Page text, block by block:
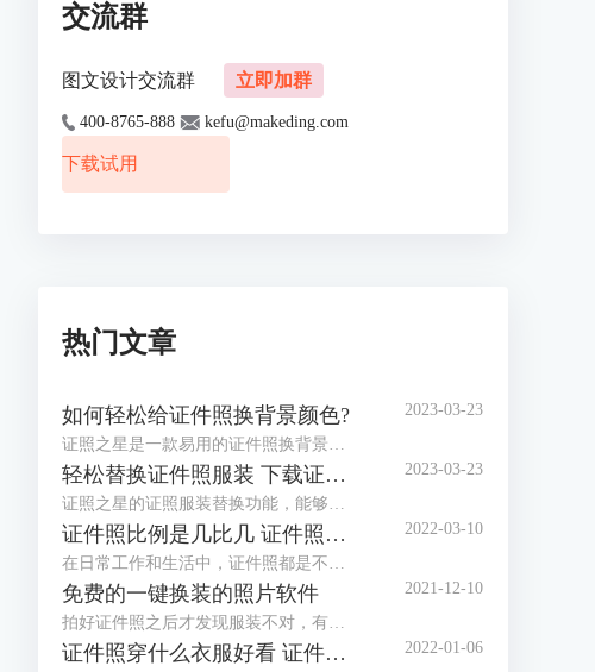
交流群
图文设计交流群 立即加群
400-8765-888 kefu@makeding.com
下载试用
热门文章
如何轻松给证件照换背景颜色?
证照之星是一款易用的证件照换背景软件，协助你方便快捷处理证件照片。 “一键裁剪”，“自动纠正倾斜”，“轻松换背景”等功能让你在几秒钟内完成证件照的处理编辑。
2023-03-23
轻松替换证件照服装 下载证件照服装模板
证照之星的证照服装替换功能，能够将普通便装照片替换成符合证件照要求的正装证件照片。
2023-03-23
证件照比例是几比几 证件照比例怎么修改
在日常工作和生活中，证件照都是不可或缺的，而证件照的比例和尺寸又都不相同，那么你知道，证件照比例是几比几，证件照比例怎么修改，今天小编就和大家分享一下。
2022-03-10
免费的一键换装的照片软件
拍好证件照之后才发现服装不对，有没有免费的一键换装的照片软件？这种棘手的任务，交给证件照工具就对了！证件照工具内置多款正装、西服模板，可以很好地满足换装的需求。
2021-12-10
证件照穿什么衣服好看 证件照衣服素材 2022-01-06